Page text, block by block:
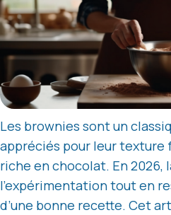
Les brownies sont un
appréciés pour leur
riche en chocolat. En 2026,
l’expérimentation tout en
d’une bonne recette. Cet